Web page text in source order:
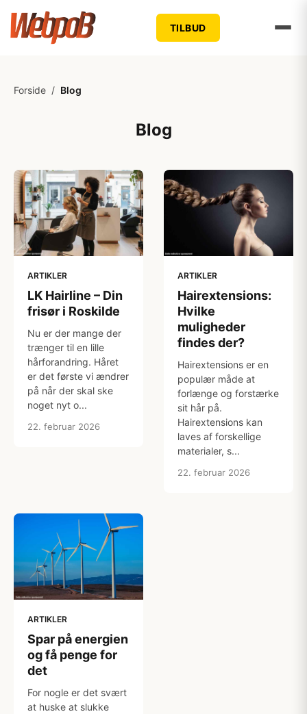
TILBUD
Forside / Blog
Blog
ARTIKLER
LK Hairline – Din
frisør i Roskilde
Nu er der mange der
trænger til en lille
hårforandring. Håret
er det første vi ændrer
på når der skal ske
noget nyt o...
22. februar 2026
ARTIKLER
Hairextensions:
Hvilke
muligheder
findes der?
Hairextensions er en
populær måde at
forlænge og forstærke
sit hår på.
Hairextensions kan
laves af forskellige
materialer, s...
22. februar 2026
ARTIKLER
Spar på energien
og få penge for
det
For nogle er det svært
at huske at slukke